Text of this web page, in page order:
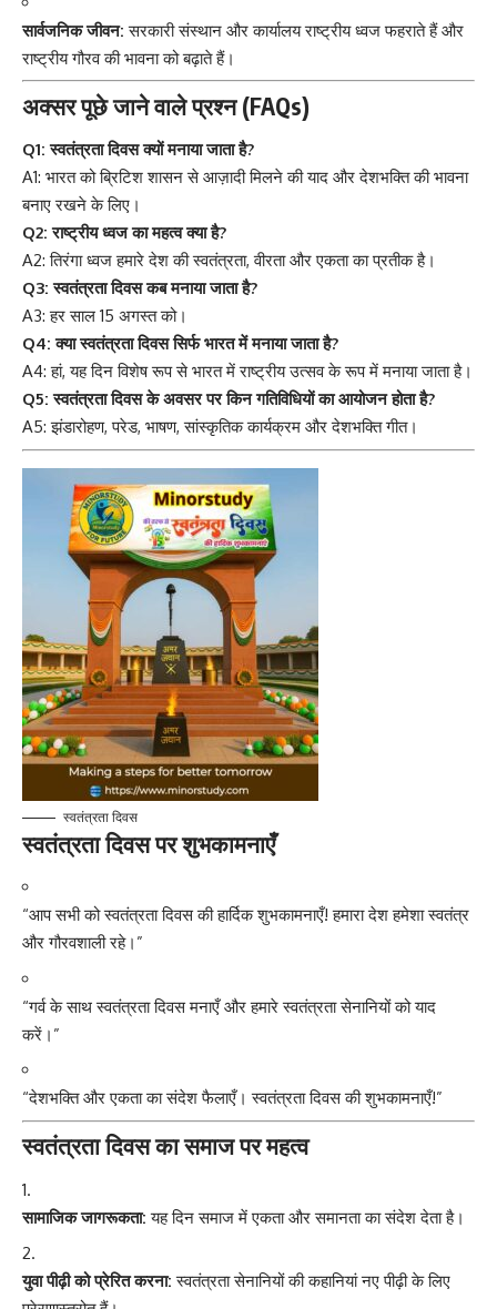
सार्वजनिक जीवन: सरकारी संस्थान और कार्यालय राष्ट्रीय ध्वज फहराते हैं और
राष्ट्रीय गौरव की भावना को बढ़ाते हैं।
अक्सर पूछे जाने वाले प्रश्न (FAQs)
Q1: स्वतंत्रता दिवस क्यों मनाया जाता है?
A1: भारत को ब्रिटिश शासन से आज़ादी मिलने की याद और देशभक्ति की भावना
बनाए रखने के लिए।
Q2: राष्ट्रीय ध्वज का महत्व क्या है?
A2: तिरंगा ध्वज हमारे देश की स्वतंत्रता, वीरता और एकता का प्रतीक है।
Q3: स्वतंत्रता दिवस कब मनाया जाता है?
A3: हर साल 15 अगस्त को।
Q4: क्या स्वतंत्रता दिवस सिर्फ भारत में मनाया जाता है?
A4: हां, यह दिन विशेष रूप से भारत में राष्ट्रीय उत्सव के रूप में मनाया जाता है।
Q5: स्वतंत्रता दिवस के अवसर पर किन गतिविधियों का आयोजन होता है?
A5: झंडारोहण, परेड, भाषण, सांस्कृतिक कार्यक्रम और देशभक्ति गीत।
स्वतंत्रता दिवस
स्वतंत्रता दिवस पर शुभकामनाएँ
“आप सभी को स्वतंत्रता दिवस की हार्दिक शुभकामनाएँ! हमारा देश हमेशा स्वतंत्र
और गौरवशाली रहे।”
“गर्व के साथ स्वतंत्रता दिवस मनाएँ और हमारे स्वतंत्रता सेनानियों को याद
करें।”
“देशभक्ति और एकता का संदेश फैलाएँ। स्वतंत्रता दिवस की शुभकामनाएँ!”
स्वतंत्रता दिवस का समाज पर महत्व
सामाजिक जागरूकता: यह दिन समाज में एकता और समानता का संदेश देता है।
युवा पीढ़ी को प्रेरित करना: स्वतंत्रता सेनानियों की कहानियां नए पीढ़ी के लिए